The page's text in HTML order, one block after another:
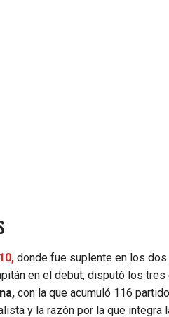
donde fue suplente en los
en el debut, disputó los
con la que acumuló 116
y la razón por la que integra